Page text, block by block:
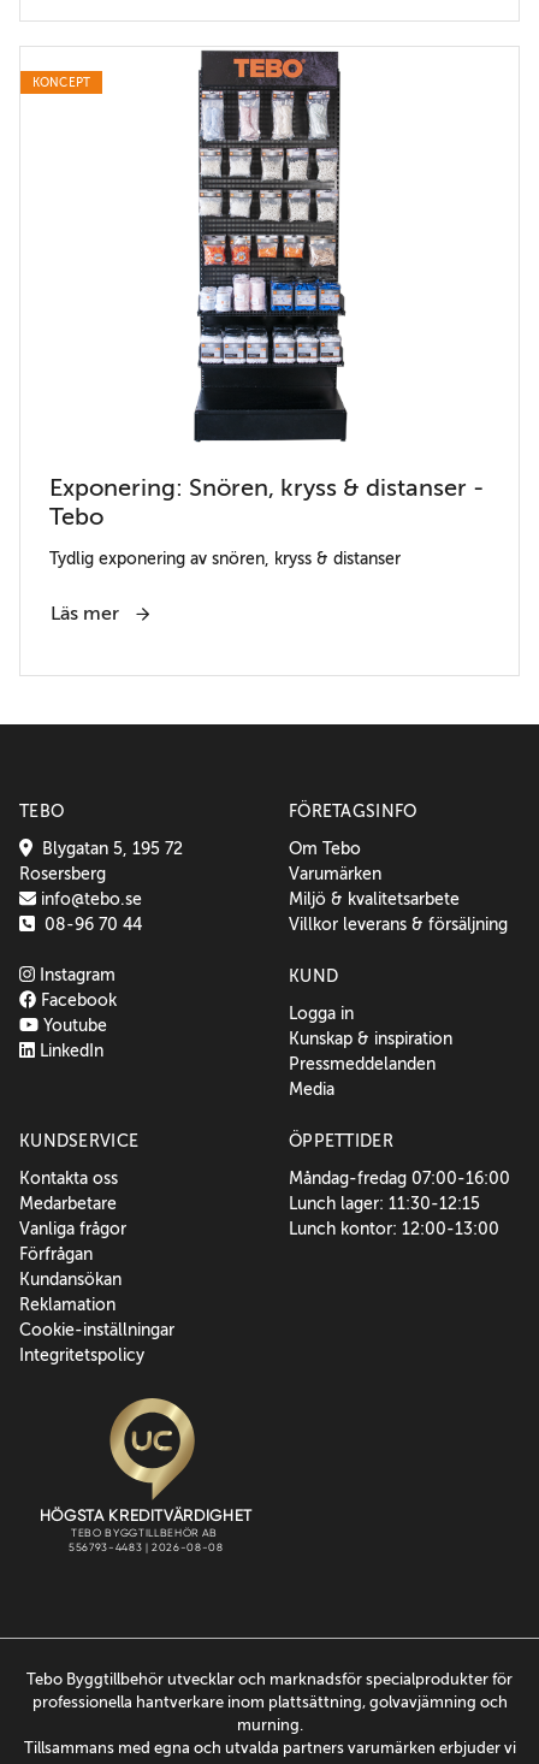
KONCEPT
Exponering: Snören, kryss & distanser -
Tebo
Tydlig exponering av snören, kryss & distanser
Läs mer
TEBO
Blygatan 5, 195 72
Rosersberg
info@tebo.se
08-96 70 44
Instagram
Facebook
Youtube
LinkedIn
FÖRETAGSINFO
Om Tebo
Varumärken
Miljö & kvalitetsarbete
Villkor leverans & försäljning
KUND
Logga in
Kunskap & inspiration
Pressmeddelanden
Media
KUNDSERVICE
Kontakta oss
Medarbetare
Vanliga frågor
Förfrågan
Kundansökan
Reklamation
Cookie-inställningar
Integritetspolicy
ÖPPETTIDER
Måndag-fredag 07:00-16:00
Lunch lager: 11:30-12:15
Lunch kontor: 12:00-13:00
Tebo Byggtillbehör utvecklar och marknadsför specialprodukter för
professionella hantverkare inom plattsättning, golvavjämning och
murning.
Tillsammans med egna och utvalda partners varumärken erbjuder vi